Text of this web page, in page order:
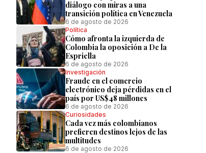
diálogo con miras a una
transición política en Venezuela
6 de agosto de 2026
Política
Cómo afronta la izquierda de
Colombia la oposición a De la
Espriella
6 de agosto de 2026
Investigación
Fraude en el comercio
electrónico deja pérdidas en el
país por US$48 millones
6 de agosto de 2026
Curiosidades
Cada vez más colombianos
prefieren destinos lejos de las
multitudes
6 de agosto de 2026